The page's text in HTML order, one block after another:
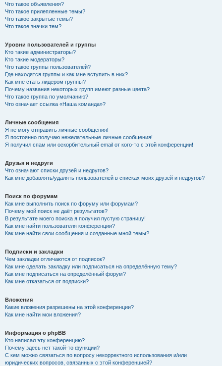
Что такое объявления?
Что такое прилепленные темы?
Что такое закрытые темы?
Что такое значки тем?
Уровни пользователей и группы
Кто такие администраторы?
Кто такие модераторы?
Что такое группы пользователей?
Где находятся группы и как мне вступить в них?
Как мне стать лидером группы?
Почему названия некоторых групп имеют разные цвета?
Что такое группа по умолчанию?
Что означает ссылка «Наша команда»?
Личные сообщения
Я не могу отправить личные сообщения!
Я постоянно получаю нежелательные личные сообщения!
Я получил спам или оскорбительный email от кого-то с этой конференции!
Друзья и недруги
Что означают списки друзей и недругов?
Как мне добавлять/удалять пользователей в списках моих друзей и недругов?
Поиск по форумам
Как мне выполнить поиск по форуму или форумам?
Почему мой поиск не даёт результатов?
В результате моего поиска я получил пустую страницу!
Как мне найти пользователя конференции?
Как мне найти свои сообщения и созданные мной темы?
Подписки и закладки
Чем закладки отличаются от подписок?
Как мне сделать закладку или подписаться на определённую тему?
Как мне подписаться на определённый форум?
Как мне отказаться от подписки?
Вложения
Какие вложения разрешены на этой конференции?
Как мне найти мои вложения?
Информация о phpBB
Кто написал эту конференцию?
Почему здесь нет такой-то функции?
С кем можно связаться по вопросу некорректного использования и/или
юридических вопросов, связанных с этой конференцией?